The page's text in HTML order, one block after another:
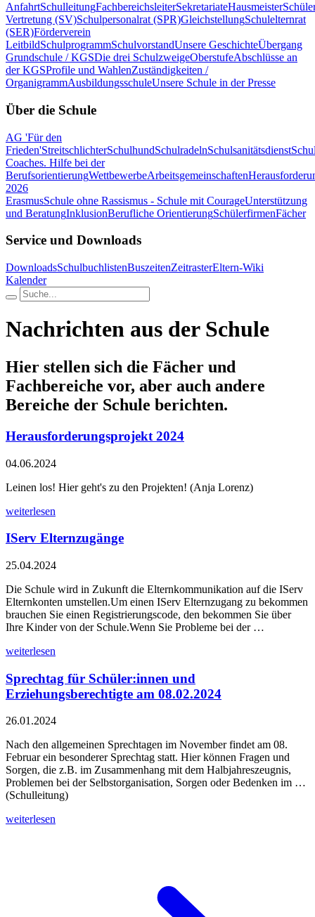
AnfahrtSchulleitungFachbereichsleiterSekretariateHausmeister
Vertretung (SV)Schulpersonalrat (SPR)GleichstellungSchulelternrat
(SER)Förderverein
LeitbildSchulprogrammSchulvorstandUnsere GeschichteÜbergang
Grundschule / KGSDie drei SchulzweigeOberstufeAbschlüsse an
der KGSProfile und WahlenZuständigkeiten /
OrganigrammAusbildungsschuleUnsere Schule in der Presse
Über die Schule
AG 'Für den
Frieden'StreitschlichterSchulhundSchulradelnSchulsanitätsdienst
Coaches. Hilfe bei der
BerufsorientierungWettbewerbeArbeitsgemeinschaften
2026
ErasmusSchule ohne Rassismus - Schule mit CourageUnterstützung
und BeratungInklusionBerufliche OrientierungSchülerfirmenFächer
Service und Downloads
DownloadsSchulbuchlistenBuszeitenZeitrasterEltern-Wiki
Kalender
Nachrichten aus der Schule
Hier stellen sich die Fächer und
Fachbereiche vor, aber auch andere
Bereiche der Schule berichten.
Herausforderungsprojekt 2024
04.06.2024
Leinen los! Hier geht's zu den Projekten! (Anja Lorenz)
weiterlesen
IServ Elternzugänge
25.04.2024
Die Schule wird in Zukunft die Elternkommunikation auf die IServ
Elternkonten umstellen.Um einen IServ Elternzugang zu bekommen
brauchen Sie einen Registrierungscode, den bekommen Sie über
Ihre Kinder von der Schule.Wenn Sie Probleme bei der …
weiterlesen
Sprechtag für Schüler:innen und
Erziehungsberechtigte am 08.02.2024
26.01.2024
Nach den allgemeinen Sprechtagen im November findet am 08.
Februar ein besonderer Sprechtag statt. Hier können Fragen und
Sorgen, die z.B. im Zusammenhang mit dem Halbjahreszeugnis,
Problemen bei der Selbstorganisation, Sorgen oder Bedenken im …
(Schulleitung)
weiterlesen